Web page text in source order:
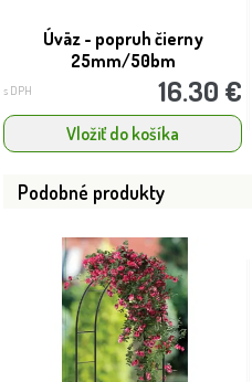
Úväz - popruh čierny
25mm/50bm
s DPH 16.30 €
Vložiť do košíka
Podobné produkty